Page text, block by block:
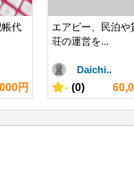
帳代
円
エアビー、民泊や
荘の運営を...
Daichi..
- (0)